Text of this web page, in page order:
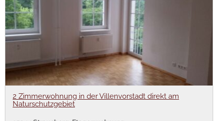
2 Zimmerwohnung in der Villenvorstadt direkt am
Naturschutzgebiet